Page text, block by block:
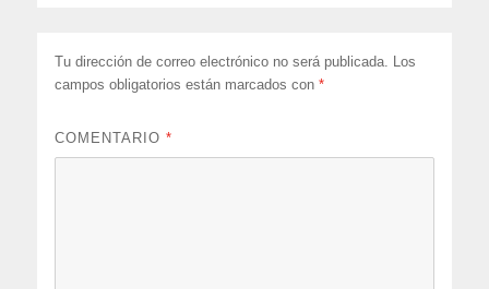
Tu dirección de correo electrónico no será publicada. Los
campos obligatorios están marcados con*
COMENTARIO*